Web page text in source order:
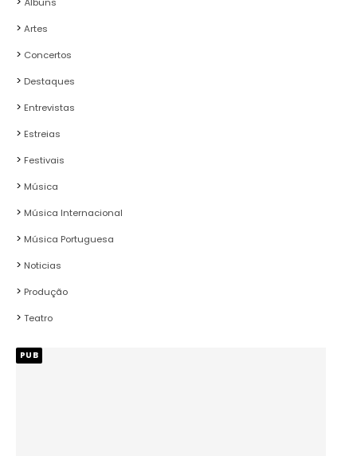
Álbuns
Artes
Concertos
Destaques
Entrevistas
Estreias
Festivais
Música
Música Internacional
Música Portuguesa
Noticias
Produção
Teatro
PUB